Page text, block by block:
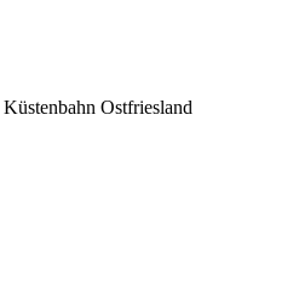
Ostfriesland